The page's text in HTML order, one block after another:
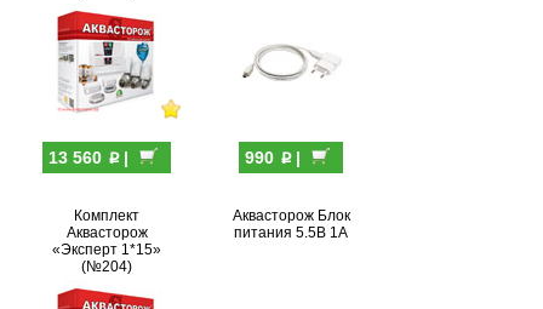
13 560 p| 990 p|
Комплект
Аквасторож
«Эксперт 1*15»
(№204)
Аквасторож Блок
питания 5.5В 1А